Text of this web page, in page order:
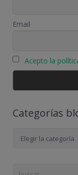
Email
Acepto la
Categorías